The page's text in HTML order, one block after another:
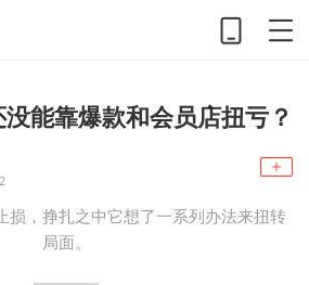
能靠爆款和会员店扭亏？
损，挣扎之中它想了一系列办法来扭转
局面。